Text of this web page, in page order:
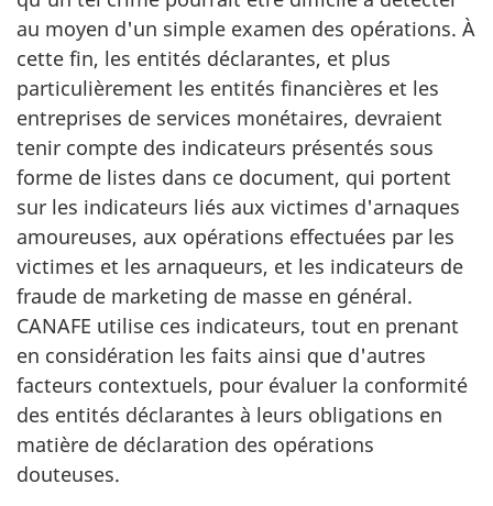
au moyen d'un simple examen des opérations. À
cette fin, les entités déclarantes, et plus
particulièrement les entités financières et les
entreprises de services monétaires, devraient
tenir compte des indicateurs présentés sous
forme de listes dans ce document, qui portent
sur les indicateurs liés aux victimes d'arnaques
amoureuses, aux opérations effectuées par les
victimes et les arnaqueurs, et les indicateurs de
fraude de marketing de masse en général.
CANAFE utilise ces indicateurs, tout en prenant
en considération les faits ainsi que d'autres
facteurs contextuels, pour évaluer la conformité
des entités déclarantes à leurs obligations en
matière de déclaration des opérations
douteuses.